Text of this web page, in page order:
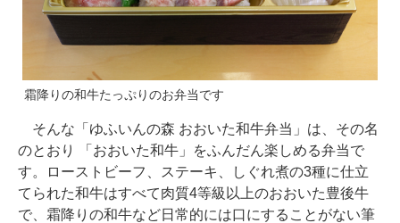
霜降りの和牛たっぷりのお弁当です
そんな「ゆふいんの森 おおいた和牛弁当」は、その名
のとおり 「おおいた和牛」をふんだん楽しめる弁当で
す。ローストビーフ、ステーキ、しぐれ煮の3種に仕立
てられた和牛はすべて肉質4等級以上のおおいた豊後牛
で、霜降りの和牛など日常的には口にすることがない筆